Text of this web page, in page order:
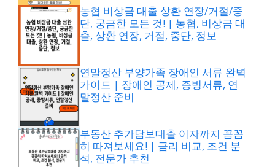
농협 비상금 대출 상환 연장/거절/중
단, 궁금한 모든 것! | 농협, 비상금 대
출, 상환 연장, 거절, 중단, 정보
연말정산 부양가족 장애인 서류 완벽
가이드 | 장애인 공제, 증빙서류, 연
말정산 준비
부동산 추가담보대출 이자까지 꼼꼼
히 따져보세요! | 금리 비교, 조건 분
석, 전문가 추천